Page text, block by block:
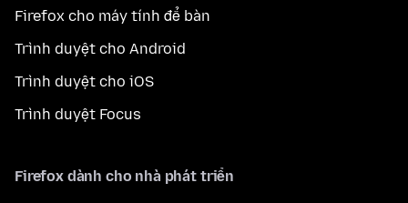
Firefox cho máy tính để bàn
Trình duyệt cho Android
Trình duyệt cho iOS
Trình duyệt Focus
Firefox dành cho nhà phát triển